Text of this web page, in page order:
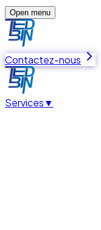
Open menu
Contactez-nous
Services▼